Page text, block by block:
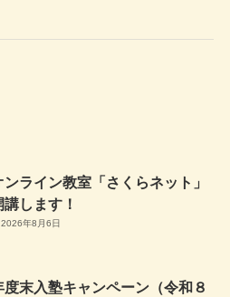
ンライン教室「さくらネット」
講します！
2026年8月6日
度末入塾キャンペーン（令和８